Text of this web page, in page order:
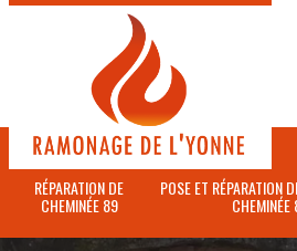
RÉPARATION DE
CHEMINÉE 89
POSE ET RÉPARATION
CHEMINÉE